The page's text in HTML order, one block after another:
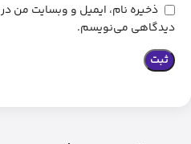
ذخیره نام، ایمیل و وبسایت من در
دیدگاهی می‌نویسم.